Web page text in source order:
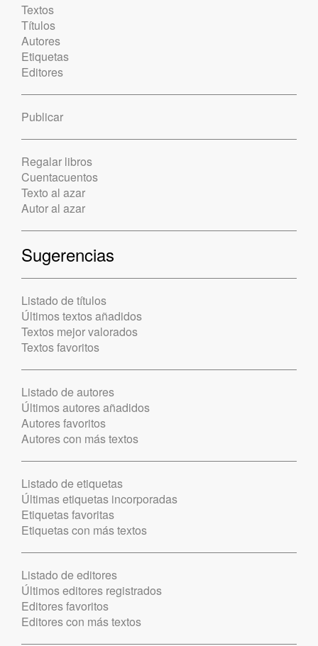
Textos
Títulos
Autores
Etiquetas
Editores
Publicar
Regalar libros
Cuentacuentos
Texto al azar
Autor al azar
Sugerencias
Listado de títulos
Últimos textos añadidos
Textos mejor valorados
Textos favoritos
Listado de autores
Últimos autores añadidos
Autores favoritos
Autores con más textos
Listado de etiquetas
Últimas etiquetas incorporadas
Etiquetas favoritas
Etiquetas con más textos
Listado de editores
Últimos editores registrados
Editores favoritos
Editores con más textos